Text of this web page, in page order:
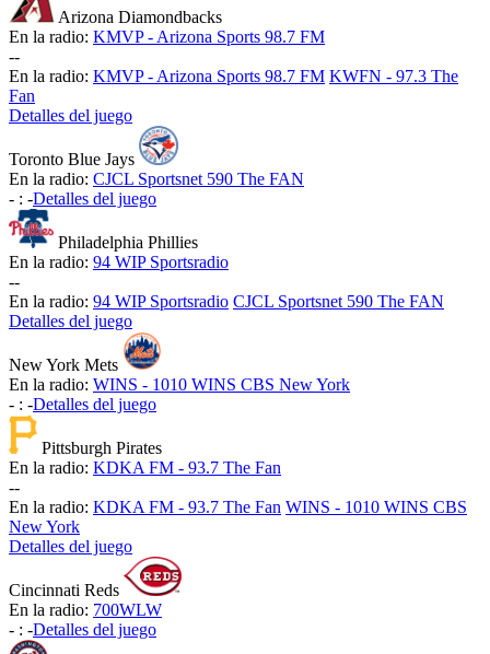
Arizona Diamondbacks
En la radio: KMVP - Arizona Sports 98.7 FM
--
En la radio: KMVP - Arizona Sports 98.7 FM KWFN - 97.3 The
Fan
Detalles del juego
Toronto Blue Jays
En la radio: CJCL Sportsnet 590 The FAN
- : -Detalles del juego
Philadelphia Phillies
En la radio: 94 WIP Sportsradio
--
En la radio: 94 WIP Sportsradio CJCL Sportsnet 590 The FAN
Detalles del juego
New York Mets
En la radio: WINS - 1010 WINS CBS New York
- : -Detalles del juego
Pittsburgh Pirates
En la radio: KDKA FM - 93.7 The Fan
--
En la radio: KDKA FM - 93.7 The Fan WINS - 1010 WINS CBS
New York
Detalles del juego
Cincinnati Reds
En la radio: 700WLW
- : -Detalles del juego